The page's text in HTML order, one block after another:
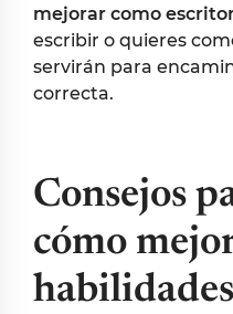
mejorar como
escribir o quieres
servirán para
correcta.
Consejos
cómo